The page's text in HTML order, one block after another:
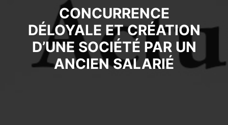
CONCURRENCE
DÉLOYALE ET CRÉATION
D’UNE SOCIÉTÉ PAR UN
ANCIEN SALARIÉ